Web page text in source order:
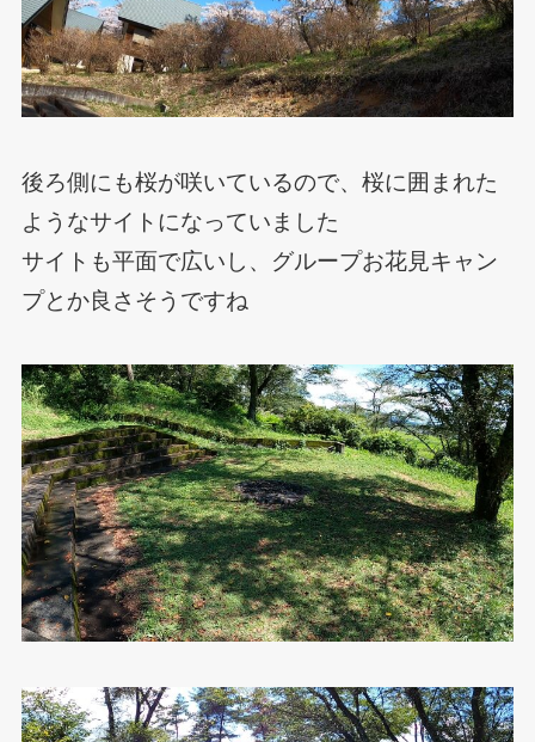
後ろ側にも桜が咲いているので、桜に囲まれた
ようなサイトになっていました
サイトも平面で広いし、グループお花見キャン
プとか良さそうですね